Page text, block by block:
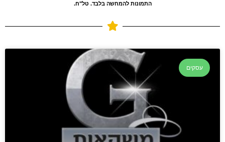
התמונות להמחשה בלבד. טל"ח.
עסקים